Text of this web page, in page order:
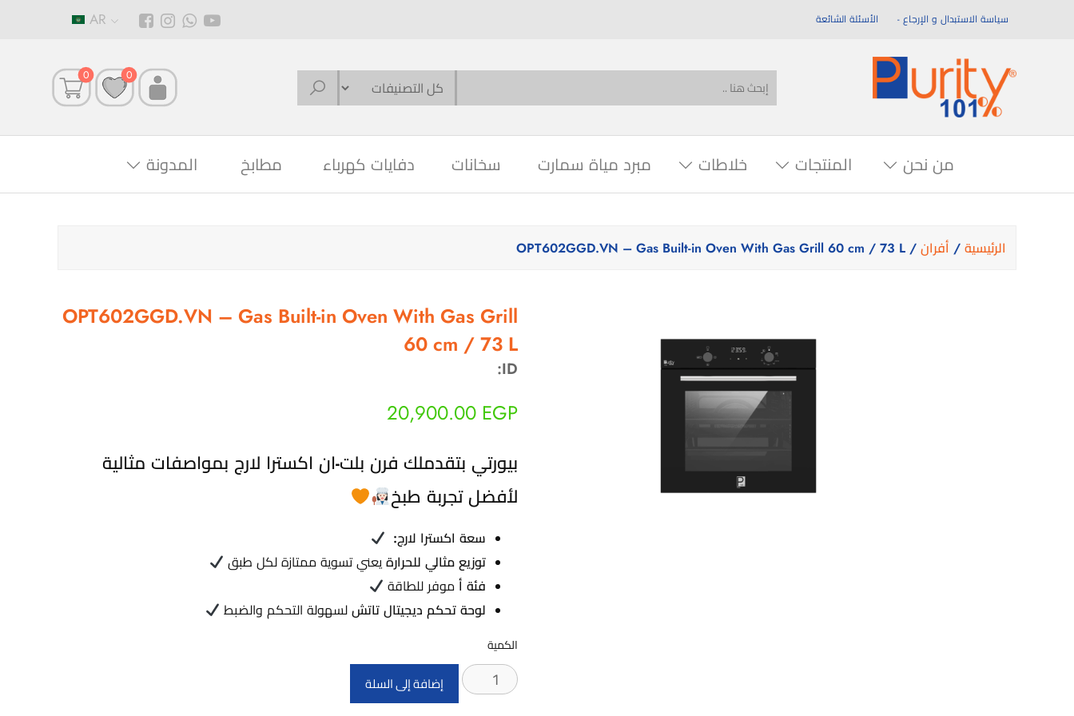
AR سياسة الاستبدال و الإرجاع الأسئلة الشائعة
0
0
من نحن المنتجات خلاطات مبرد مياة سمارت سخانات دفايات كهرباء مطابخ المدونة
الرئيسية / أفران / OPT602GGD.VN – Gas Built-in Oven With Gas Grill 60 cm / 73 L
OPT602GGD.VN – Gas Built-in Oven With Gas Grill
60 cm / 73 L
ID:
20,900.00 EGP
بيورتي بتقدملك فرن بلت-ان اكسترا لارج بمواصفات مثالية
لأفضل تجربة طبخ
سعة اكسترا لارج:
توزيع مثالي للحرارة يعني تسوية ممتازة لكل طبق
فئة أ موفر للطاقة
لوحة تحكم ديجيتال تاتش لسهولة التحكم والضبط
الكمية
كمية
OPT602GGD.VN
إضافة إلى السلة